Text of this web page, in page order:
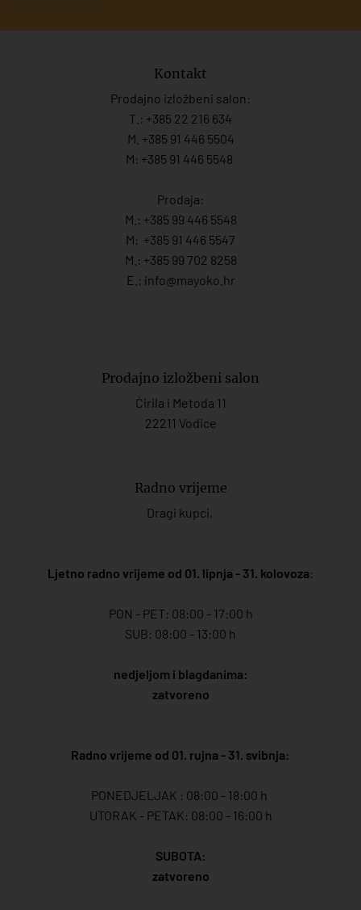
Kontakt
Prodajno izložbeni salon:
T.: +385 22 216 634
M. +385 91 446 5504
M: +385 91 446 5548
Prodaja:
M.: +385 99 446 5548
M: +385 91 446 5547
M.: +385 99 702 8258
E.: info@mayoko. hr
Prodajno izložbeni salon
Ćirila i Metoda 11
22211 Vodice
Radno vrijeme
Dragi kupci,
Ljetno radno vrijeme od 01. lipnja - 31. kolovoza:
PON - PET: 08:00 - 17:00 h
SUB: 08:00 - 13:00 h
nedjeljom i blagdanima:
zatvoreno
Radno vrijeme od 01. rujna - 31. svibnja:
PONEDJELJAK : 08:00 - 18:00 h
UTORAK - PETAK: 08:00 - 16:00 h
SUBOTA:
zatvoreno